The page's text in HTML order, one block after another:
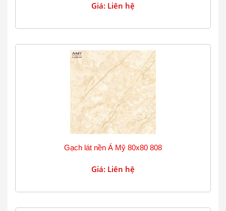
Giá: Liên hệ
Gạch lát nền Á Mỹ 80x80 808
Giá: Liên hệ